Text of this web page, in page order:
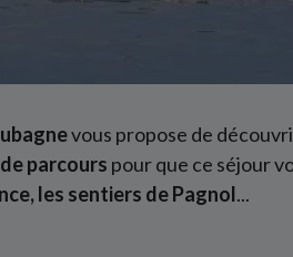
vous propose de
parcours pour que ce séjour
les sentiers de Pagnol...